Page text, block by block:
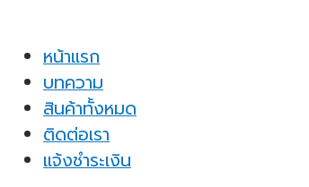
หน้าแรก
บทความ
สินค้าทั้งหมด
ติดต่อเรา
แจ้งชำระเงิน